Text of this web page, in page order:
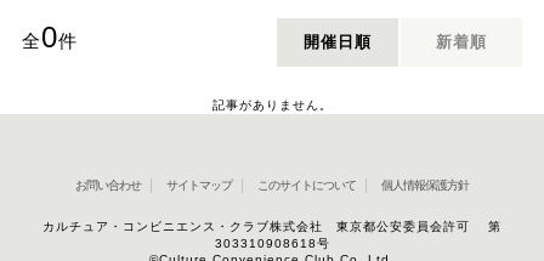
全0件 開催日順 新着順
記事がありません。
お問い合わせ サイトマップ このサイトについて 個人情報保護方針
カルチュア・コンビニエンス・クラブ株式会社 東京都公安委員会許可 第
303310908618号